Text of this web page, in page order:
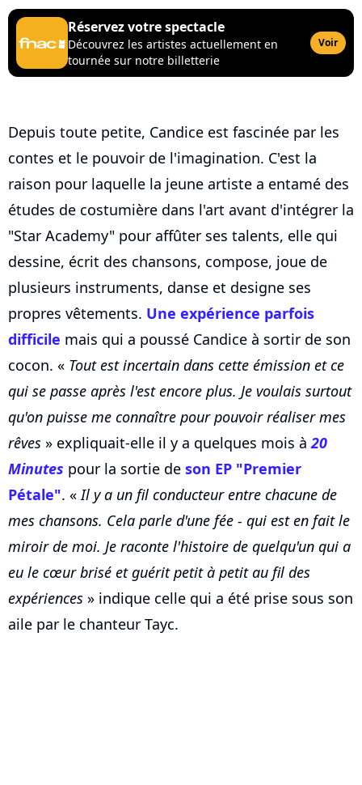
Réservez votre spectacle
Découvrez les artistes actuellement en
tournée sur notre billetterie
Voir
Depuis toute petite, Candice est fascinée par les
contes et le pouvoir de l'imagination. C'est la
raison pour laquelle la jeune artiste a entamé des
études de costumière dans l'art avant d'intégrer la
"Star Academy" pour affûter ses talents, elle qui
dessine, écrit des chansons, compose, joue de
plusieurs instruments, danse et designe ses
propres vêtements. Une expérience parfois
difficile mais qui a poussé Candice à sortir de son
cocon. « Tout est incertain dans cette émission et ce
qui se passe après l'est encore plus. Je voulais surtout
qu'on puisse me connaître pour pouvoir réaliser mes
rêves » expliquait-elle il y a quelques mois à20
Minutes pour la sortie de son EP "Premier
Pétale". «Il y a un fil conducteur entre chacune de
mes chansons. Cela parle d'une fée - qui est en fait le
miroir de moi. Je raconte l'histoire de quelqu'un qui a
eu le cœur brisé et guérit petit à petit au fil des
expériences » indique celle qui a été prise sous son
aile par le chanteur Tayc.